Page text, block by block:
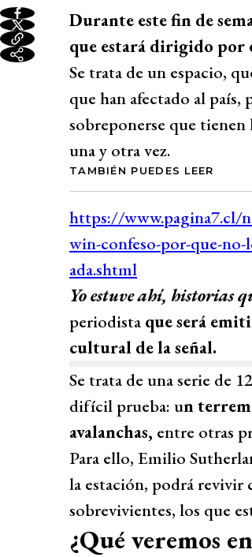
Durante este fin de
que estará dirigido
Se trata de un espacio,
que han afectado al país,
sobreponerse que
una y otra vez.
TAMBIÉN PUEDES LEER
Yo estuve ahí, historias
periodista que será
cultural de la señal.
Se trata de una serie de
difícil prueba: un
avalanchas, entre otras
Para ello, Emilio
la estación, podrá revivir
sobrevivientes, los que
¿Qué veremos